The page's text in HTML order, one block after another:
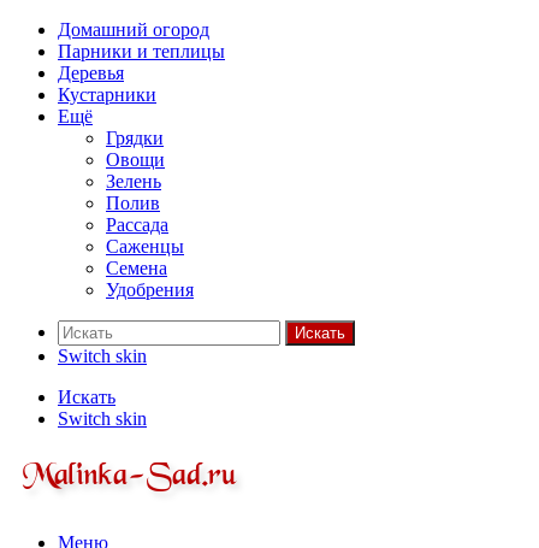
Домашний огород
Парники и теплицы
Деревья
Кустарники
Ещё
Грядки
Овощи
Зелень
Полив
Рассада
Саженцы
Семена
Удобрения
Искать
Switch skin
Искать
Switch skin
Меню